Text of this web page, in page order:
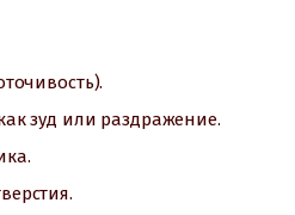
зуд или раздражение.